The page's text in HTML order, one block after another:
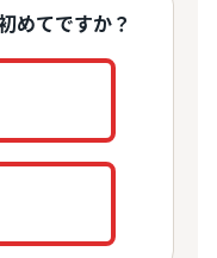
めてですか？